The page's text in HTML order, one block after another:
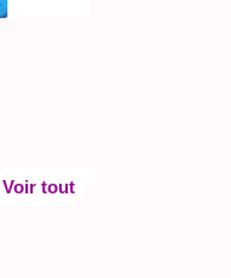
Voir tout